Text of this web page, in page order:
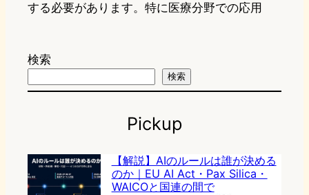
する必要があります。特に医療分野での応用
検索
検索
Pickup
【解説】AIのルールは誰が決める
のか｜EU AI Act・Pax Silica・
WAICOと国連の間で